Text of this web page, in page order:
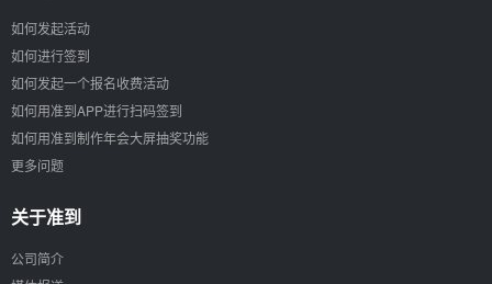
如何发起活动
如何进行签到
如何发起一个报名收费活动
如何用准到APP进行扫码签到
如何用准到制作年会大屏抽奖功能
更多问题
关于准到
公司简介